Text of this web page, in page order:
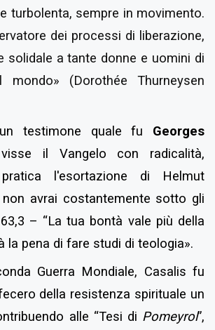
turbolenta, sempre in movimento.
dei processi di liberazione,
solidale a tante donne e uomini di
(Dorothée Thurneysen
testimone quale fu Georges
il Vangelo con radicalità,
l'esortazione di Helmut
non avrai costantemente sotto gli
– “La tua bontà vale più della
la pena di fare studi di teologia».
Guerra Mondiale, Casalis fu
della resistenza spirituale un
alle “Tesi di Pomeyrol”,